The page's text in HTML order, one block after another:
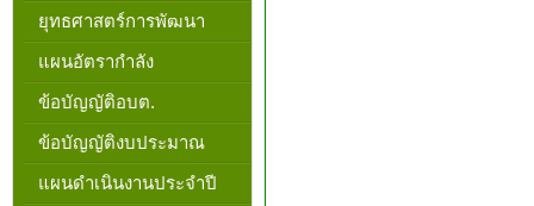
ยุทธศาสตร์การพัฒนา
แผนอัตรากำลัง
ข้อบัญญัติอบต.
ข้อบัญญัติงบประมาณ
แผนดำเนินงานประจำปี